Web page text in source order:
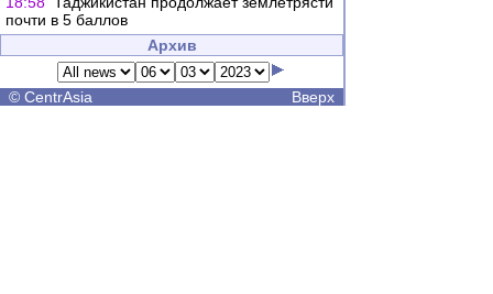
почти в 5 баллов
Архив
© CentrAsia Вверх